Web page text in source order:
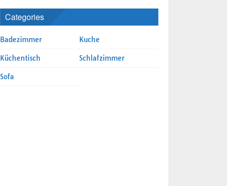
Categories
Badezimmer Kuche
Küchentisch Schlafzimmer
Sofa